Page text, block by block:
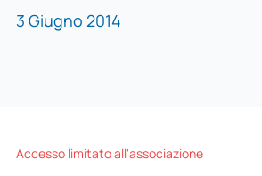
3 Giugno 2014
Accesso limitato all'associazione